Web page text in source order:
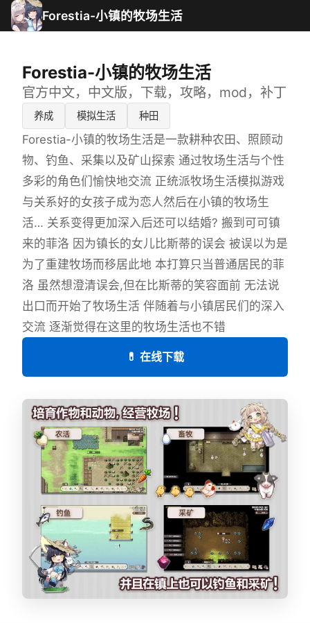
Forestia-小镇的牧场生活
Forestia-小镇的牧场生活
官方中文，中文版，下载，攻略，mod，补丁
养成 模拟生活 种田
Forestia-小镇的牧场生活是一款耕种农田、照顾动
物、钓鱼、采集以及矿山探索 通过牧场生活与个性
多彩的角色们愉快地交流 正统派牧场生活模拟游戏
与关系好的女孩子成为恋人然后在小镇的牧场生
活… 关系变得更加深入后还可以结婚? 搬到可可镇
来的菲洛 因为镇长的女儿比斯蒂的误会 被误以为是
为了重建牧场而移居此地 本打算只当普通居民的菲
洛 虽然想澄清误会,但在比斯蒂的笑容面前 无法说
出口而开始了牧场生活 伴随着与小镇居民们的深入
交流 逐渐觉得在这里的牧场生活也不错
💊 在线下载